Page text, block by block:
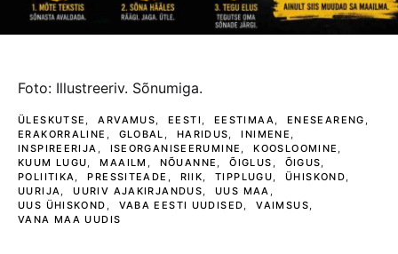
foto: illustreeriv. sõnumiga.
ÜLESKUTSE ARVAMUS EESTI EESTIMAA
ENESEARENG
ERAKORRALINE
GLOBAL HARIDUS
INIMENE
INSPIREERIJA
ISEORGANISEERUMINE
KOOSLOOMINE
KUUM LUGU
MAAILM NÕUANNE ÕIGLUS
ÕIGUS
POLIITIKA
PRESSITEADE RIIK TIPPLUGU
ÜHISKOND
UURIJA
UURIV AJAKIRJANDUS
UUS MAA
UUS ÜHISKOND
VABA EESTI UUDISED
VAIMSUS
VANA MAA UUDIS